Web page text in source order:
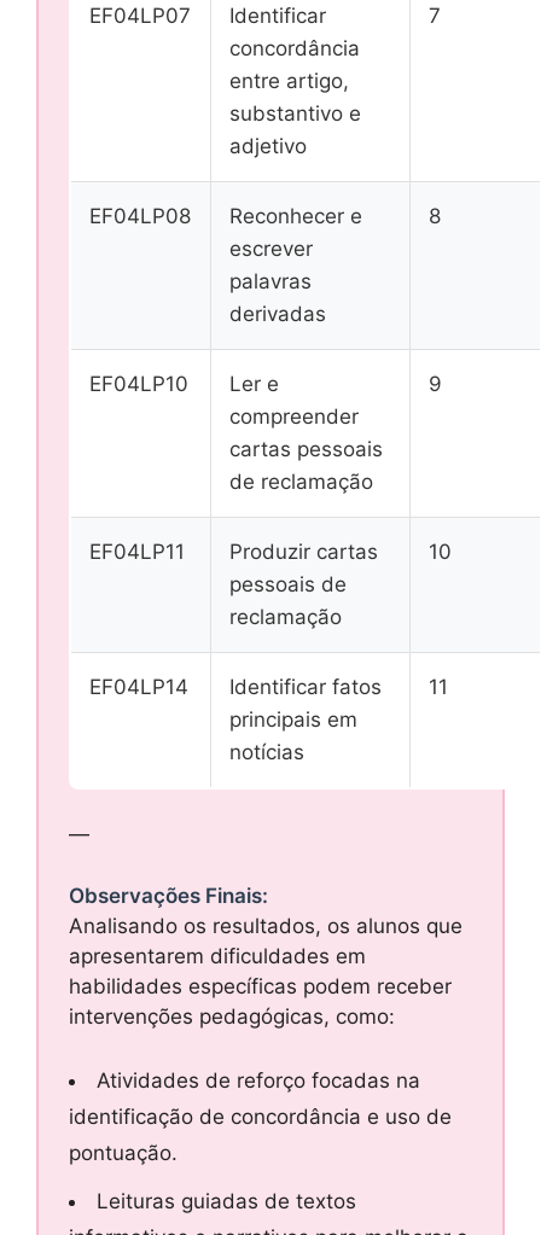
EF04LP07
Identificar
concordância
entre artigo,
substantivo e
adjetivo
7
EF04LP08
Reconhecer e
escrever
palavras
derivadas
8
EF04LP10
Ler e
compreender
cartas pessoais
de reclamação
9
EF04LP11
Produzir cartas
pessoais de
reclamação
10
EF04LP14
Identificar fatos
principais em
notícias
11
—
Observações Finais:
Analisando os resultados, os alunos que
apresentarem dificuldades em
habilidades específicas podem receber
intervenções pedagógicas, como:
Atividades de reforço focadas na
identificação de concordância e uso de
pontuação.
Leituras guiadas de textos